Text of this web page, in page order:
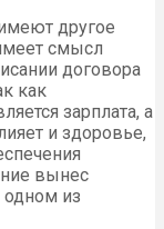
другое
смысл
договора
как
зарплата, а
и здоровье,
вынес
одном из